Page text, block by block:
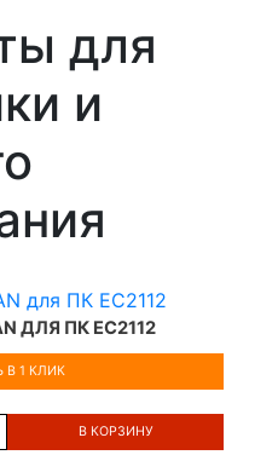
для
и
ДЛЯ ПК EC2112
В 1 КЛИК
В КОРЗИНУ